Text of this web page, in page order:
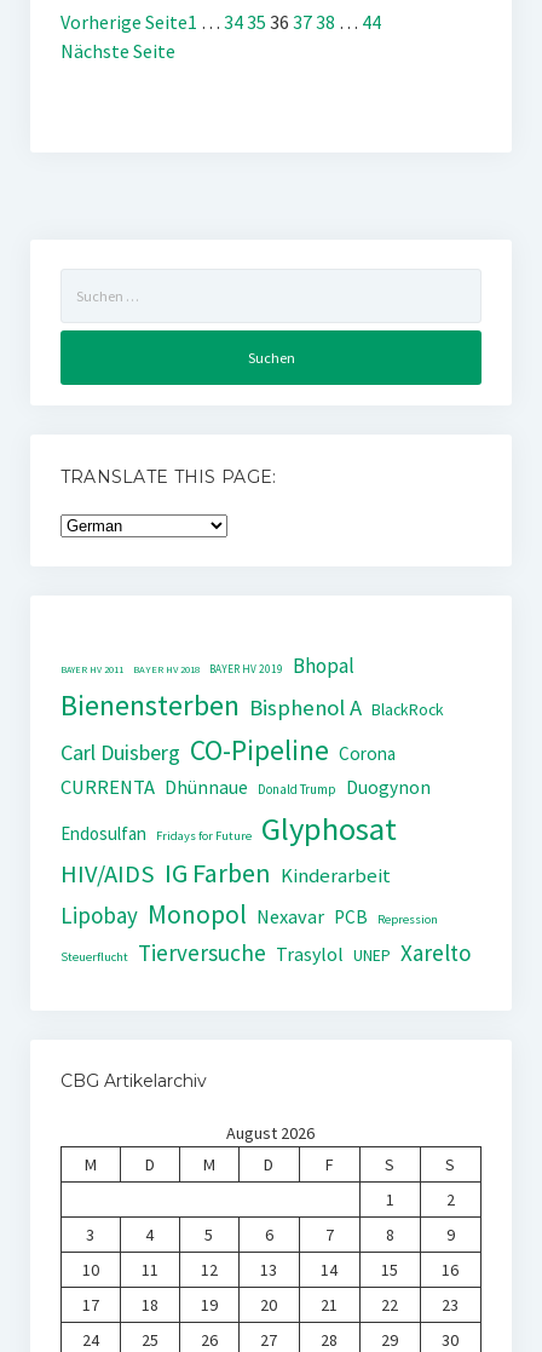
Vorherige Seite1 … 3435 36 3738 … 44
Nächste Seite
nach:
TRANSLATE THIS PAGE:
BAYER HV 2011 BAYER HV 2018 BAYER HV 2019 Bhopal
Bienensterben Bisphenol A BlackRock
Carl Duisberg CO-Pipeline Corona
CURRENTA Dhünnaue Donald Trump
Duogynon
Endosulfan
Fridays for Future Glyphosat
HIV/AIDS IG Farben Kinderarbeit
Lipobay Monopol Nexavar PCB Repression
Steuerflucht Tierversuche Trasylol UNEP Xarelto
CBG Artikelarchiv
August 2026
M
D M D F S
S
1
2
3
4 5 6 7 8
9
10
11 12 13 14 15
16
17
18 19 20 21 22
23
24
25 26 27 28 29 30